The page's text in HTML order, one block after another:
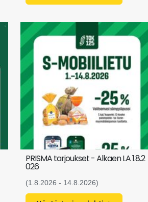
PRISMA tarjoukset - Alkaen LA 1.8.2
026
(1.8.2026 - 14.8.2026)